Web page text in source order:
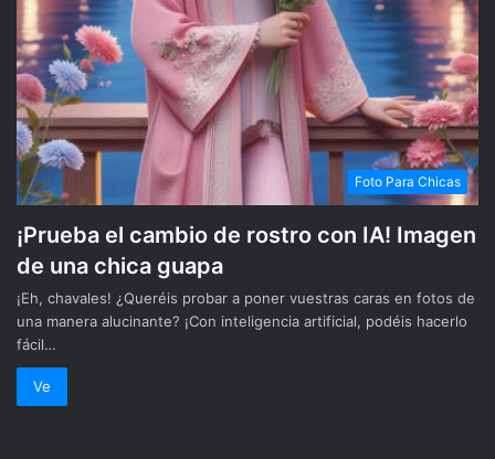
Foto Para Chicas
¡Prueba el cambio de rostro con IA! Imagen
de una chica guapa
¡Eh, chavales! ¿Queréis probar a poner vuestras caras en fotos de
una manera alucinante? ¡Con inteligencia artificial, podéis hacerlo
fácil…
Ve